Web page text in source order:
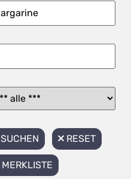
SUCHEN RESET
MERKLISTE